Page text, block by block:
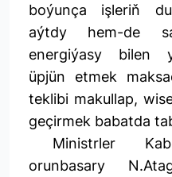
boýunça işleriň
aýtdy hem-de
energiýasy bilen
üpjün etmek
teklibi makullap,
geçirmek babatda
Ministrler
orunbasary